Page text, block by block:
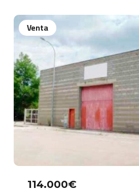
114.000€
Venta